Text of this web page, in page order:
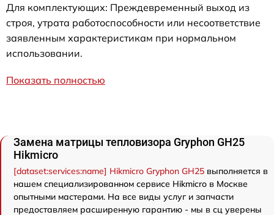
Для комплектующих: Преждевременный выход из
строя, утрата работоспособности или несоответствие
заявленным характеристикам при нормальном
использовании.
Показать полностью
Замена матрицы тепловизора Gryphon GH25
Hikmicro
[dataset:services:name] Hikmicro Gryphon GH25 выполняется в
нашем специализированном сервисе Hikmicro в Москве
опытными мастерами. На все виды услуг и запчасти
предоставляем расширенную гарантию - мы в сц уверены